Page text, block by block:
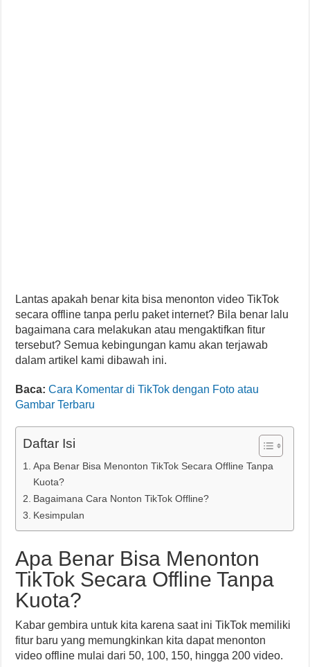
Lantas apakah benar kita bisa menonton video TikTok
secara offline tanpa perlu paket internet? Bila benar lalu
bagaimana cara melakukan atau mengaktifkan fitur
tersebut? Semua kebingungan kamu akan terjawab
dalam artikel kami dibawah ini.
Baca:Cara Komentar di TikTok dengan Foto atau
Gambar Terbaru
Daftar Isi
Apa Benar Bisa Menonton TikTok Secara Offline Tanpa
Kuota?
Bagaimana Cara Nonton TikTok Offline?
Kesimpulan
Apa Benar Bisa Menonton
TikTok Secara Offline Tanpa
Kuota?
Kabar gembira untuk kita karena saat ini TikTok memiliki
fitur baru yang memungkinkan kita dapat menonton
video offline mulai dari 50, 100, 150, hingga 200 video.